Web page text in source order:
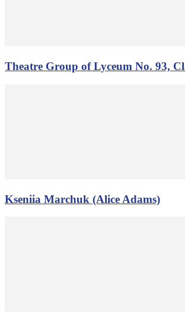
Theatre Group of Lyceum No. 93,
Kseniia Marchuk (Alice Adams)